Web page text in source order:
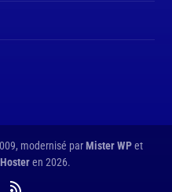
modernisé parMister WPet
en 2026.